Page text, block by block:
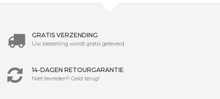
GRATIS VERZENDING
Uw bestelling wordt gratis geleverd.
14-DAGEN RETOURGARANTIE
Niet tevreden? Geld terug!